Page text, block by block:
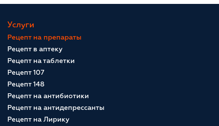
Услуги
Рецепт на препараты
Рецепт в аптеку
Рецепт на таблетки
Рецепт 107
Рецепт 148
Рецепт на антибиотики
Рецепт на антидепрессанты
Рецепт на Лирику